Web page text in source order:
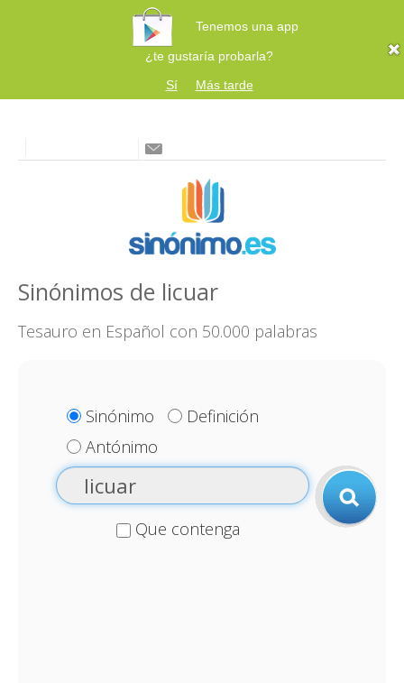
Tenemos una app
¿te gustaría probarla?
Sí
Más tarde
Sinónimos de licuar
Tesauro en Español con 50.000 palabras
Sinónimo
Definición
Antónimo
Que contenga